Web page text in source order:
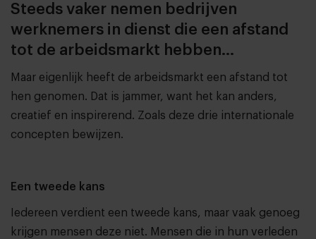
Steeds vaker nemen bedrijven
werknemers in dienst die een afstand
tot de arbeidsmarkt hebben...
Maar eigenlijk heeft de arbeidsmarkt een afstand tot
hen genomen. Dat is jammer, want het kan anders,
creatief en inspirerend. Zoals deze drie internationale
concepten bewijzen.
Een tweede kans
Iedereen verdient een tweede kans, maar vaak genoeg
krijgen mensen deze niet. Mensen die in hun verleden